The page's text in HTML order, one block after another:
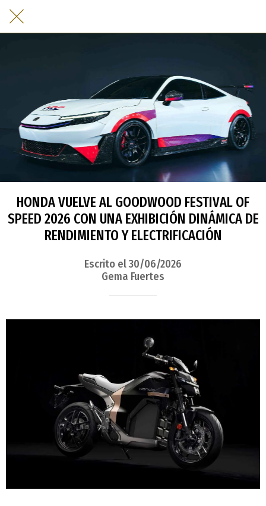
HONDA VUELVE AL GOODWOOD FESTIVAL OF
SPEED 2026 CON UNA EXHIBICIÓN DINÁMICA DE
RENDIMIENTO Y ELECTRIFICACIÓN
Escrito el 30/06/2026
Gema Fuertes